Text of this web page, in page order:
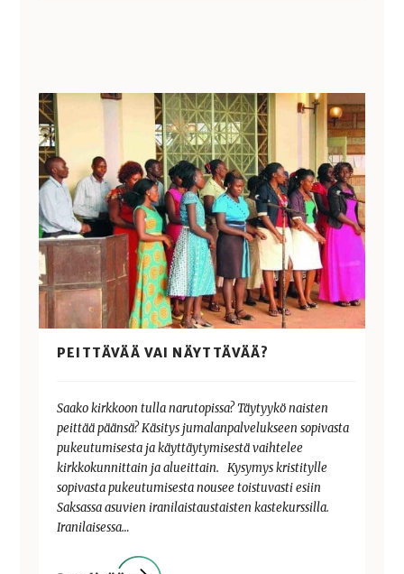
PEITTÄVÄÄ VAI NÄYTTÄVÄÄ?
Saako kirkkoon tulla narutopissa? Täytyykö naisten
peittää päänsä? Käsitys jumalanpalvelukseen sopivasta
pukeutumisesta ja käyttäytymisestä vaihtelee
kirkkokunnittain ja alueittain. Kysymys kristitylle
sopivasta pukeutumisesta nousee toistuvasti esiin
Saksassa asuvien iranilaistaustaisten kastekurssilla.
Iranilaisessa…